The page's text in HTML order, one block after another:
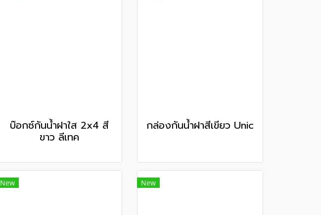
บ๊อกซ์กันน้ำฝาใส 2x4 สี
ขาว ลีเทค
กล่องกันน้ำฝาสีเขียว Unic
New New